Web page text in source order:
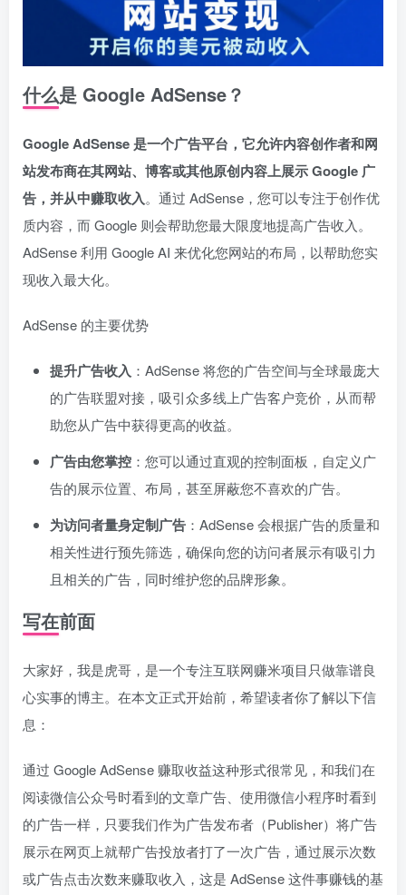
什么是 Google AdSense？
Google AdSense 是一个广告平台，它允许内容创作者和网
站发布商在其网站、博客或其他原创内容上展示 Google 广
告，并从中赚取收入。通过 AdSense，您可以专注于创作优
质内容，而 Google 则会帮助您最大限度地提高广告收入。
AdSense 利用 Google AI 来优化您网站的布局，以帮助您实
现收入最大化。
AdSense 的主要优势
提升广告收入 ：AdSense 将您的广告空间与全球最庞大
的广告联盟对接，吸引众多线上广告客户竞价，从而帮
助您从广告中获得更高的收益。
广告由您掌控 ：您可以通过直观的控制面板，自定义广
告的展示位置、布局，甚至屏蔽您不喜欢的广告。
为访问者量身定制广告 ：AdSense 会根据广告的质量和
相关性进行预先筛选，确保向您的访问者展示有吸引力
且相关的广告，同时维护您的品牌形象。
写在前面
大家好，我是虎哥，是一个专注互联网赚米项目只做靠谱良
心实事的博主。在本文正式开始前，希望读者你了解以下信
息：
通过 Google AdSense 赚取收益这种形式很常见，和我们在
阅读微信公众号时看到的文章广告、使用微信小程序时看到
的广告一样，只要我们作为广告发布者（Publisher）将广告
展示在网页上就帮广告投放者打了一次广告，通过展示次数
或广告点击次数来赚取收入，这是 AdSense 这件事赚钱的基